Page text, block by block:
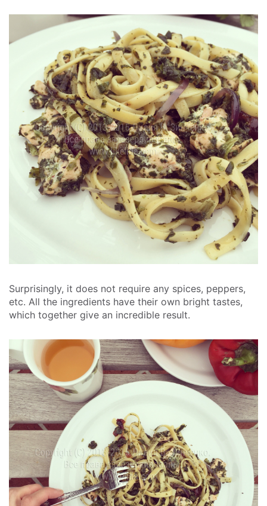
Surprisingly, it does not require any spices, peppers,
etc. All the ingredients have their own bright tastes,
which together give an incredible result.